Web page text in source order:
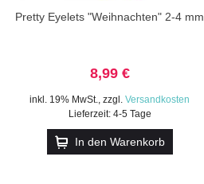
Pretty Eyelets "Weihnachten" 2-4 mm
8,99 €
inkl. 19% MwSt.,zzgl.Versandkosten
Lieferzeit: 4-5 Tage
In den Warenkorb